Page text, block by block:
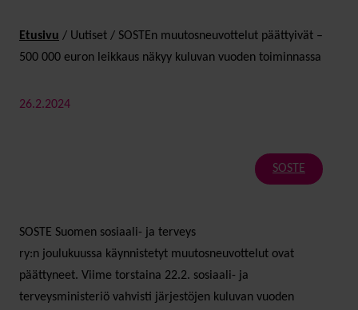
Etusivu / Uutiset / SOSTEn muutosneuvottelut päättyivät –
500 000 euron leikkaus näkyy kuluvan vuoden toiminnassa
26.2.2024
SOSTE
SOSTE Suomen sosiaali- ja terveys
ry:n joulukuussa käynnistetyt muutosneuvottelut ovat
päättyneet. Viime torstaina 22.2. sosiaali- ja
terveysministeriö vahvisti järjestöjen kuluvan vuoden